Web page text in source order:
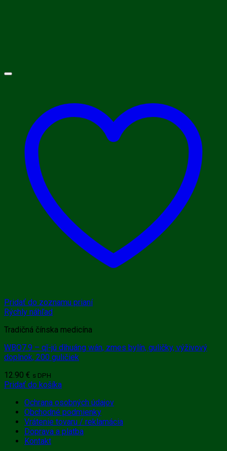
Pridať do zoznamu prianí
Rýchly náhľad
Tradičná čínska medicína
WBO7.9 – qĭ-jú dìhuáng wán, zmes bylín, guličky, výživový
doplnok, 200 guličiek
12.90 € s DPH
Pridať do košíka
Ochrana osobných údajov
Obchodné podmienky
Vrátenie tovaru / reklamácia
Doprava a platba
Kontakt